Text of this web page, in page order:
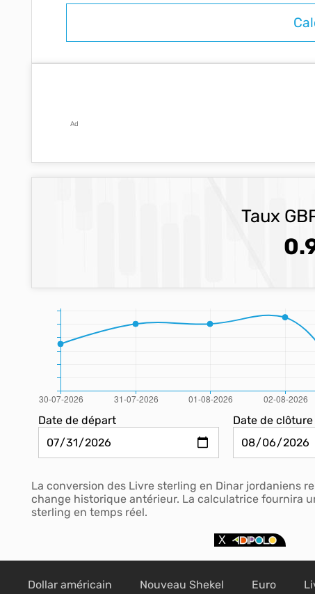
Ad
Taux
Date de départ Date de clôture
La conversion des Livre sterling en Dinar jordaniens
change historique antérieur. La calculatrice fournira
sterling en temps réel.
Dollar américain Nouveau Shekel Euro